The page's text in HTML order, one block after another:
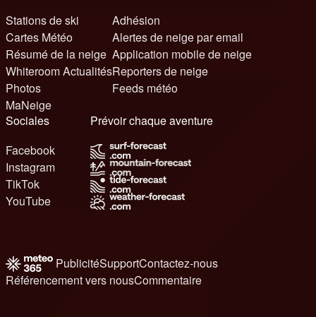
Stations de ski
Cartes Météo
Résumé de la neige
Whiteroom Actualités
Photos
MaNeige
Adhésion
Alertes de neige par email
Application mobile de neige
Reporters de neige
Feeds météo
Sociales
Facebook
Instagram
TikTok
YouTube
Prévoir chaque aventure
PublicitéSupportContactez-nous
Référencement vers nousCommentaire